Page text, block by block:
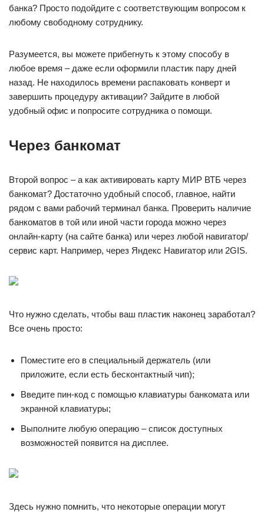
банка? Просто подойдите с соответствующим вопросом к
любому свободному сотруднику.
Разумеется, вы можете прибегнуть к этому способу в
любое время – даже если оформили пластик пару дней
назад. Не находилось времени распаковать конверт и
завершить процедуру активации? Зайдите в любой
удобный офис и попросите сотрудника о помощи.
Через банкомат
Второй вопрос – а как активировать карту МИР ВТБ через
банкомат? Достаточно удобный способ, главное, найти
рядом с вами рабочий терминал банка. Проверить наличие
банкоматов в той или иной части города можно через
онлайн-карту (на сайте банка) или через любой навигатор/
сервис карт. Например, через Яндекс Навигатор или 2GIS.
Что нужно сделать, чтобы ваш пластик наконец заработал?
Все очень просто:
Поместите его в специальный держатель (или
приложите, если есть бесконтактный чип);
Введите пин-код с помощью клавиатуры банкомата или
экранной клавиатуры;
Выполните любую операцию – список доступных
возможностей появится на дисплее.
Здесь нужно помнить, что некоторые операции могут